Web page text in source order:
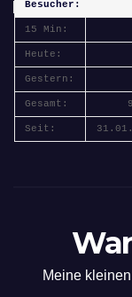
Besucher:
15 Min:
Heute:
Gestern:
Gesamt:
Seit:
Meine